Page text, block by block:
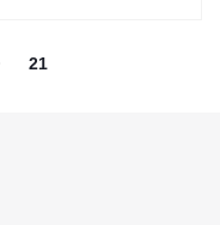
21